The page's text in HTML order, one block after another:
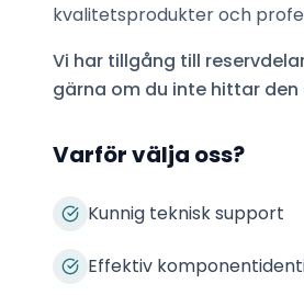
kvalitetsprodukter och
Vi har tillgång till
gärna om du inte hittar den
Varför välja oss?
Kunnig teknisk support
Effektiv